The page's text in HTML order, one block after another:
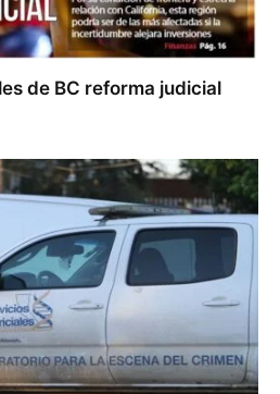
de BC reforma judicial